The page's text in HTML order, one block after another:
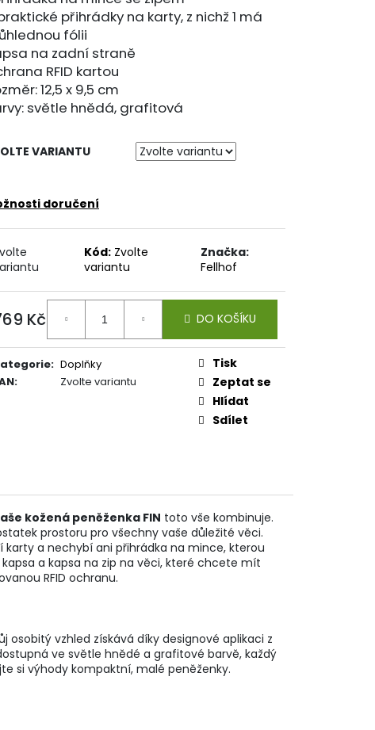
přihrádky na karty, z nichž 1 má
fólii
na zadní straně
RFID kartou
12,5 x 9,5 cm
světle hnědá, grafitová
VARIANTU
doručení
Kód: Zvolte
variantu
Značka:
Fellhof
Kč DO KOŠÍKU
: Doplňky
: Zvolte variantu
Tisk
Zeptat se
Hlídat
Sdílet
kožená peněženka FIN toto vše kombinuje.
prostoru pro všechny vaše důležité věci.
karty a nechybí ani přihrádka na mince, kterou
a kapsa na zip na věci, které chcete mít
RFID ochranu.
osobitý vzhled získává díky designové aplikaci z
ve světle hnědé a grafitové barvě, každý
si výhody kompaktní, malé peněženky.